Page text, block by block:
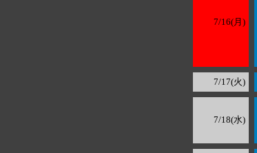
7/16(月)
7/17(火)
7/18(水)